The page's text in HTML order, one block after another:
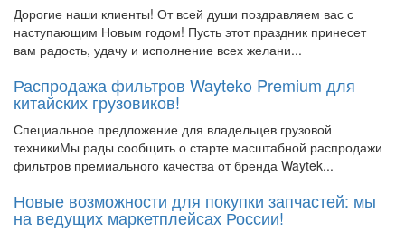
Дорогие наши клиенты! От всей души поздравляем вас с
наступающим Новым годом! Пусть этот праздник принесет
вам радость, удачу и исполнение всех желани...
Распродажа фильтров Wayteko Premium для
китайских грузовиков!
Специальное предложение для владельцев грузовой
техникиМы рады сообщить о старте масштабной распродажи
фильтров премиального качества от бренда Waytek...
Новые возможности для покупки запчастей: мы
на ведущих маркетплейсах России!